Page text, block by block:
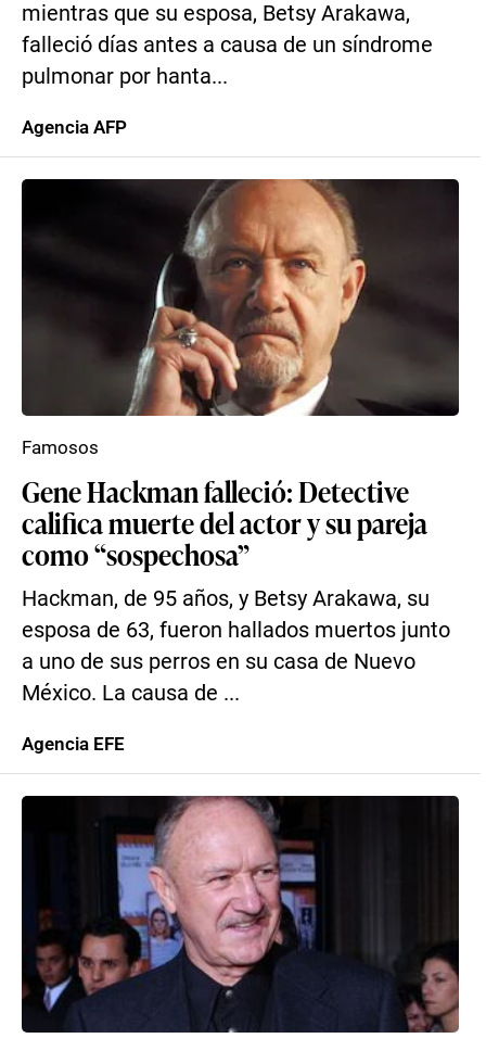
mientras que su esposa, Betsy Arakawa,
falleció días antes a causa de un síndrome
pulmonar por hanta...
Agencia AFP
Gene Hackman falleció: Detective
califica muerte del actor y su pareja
como “sospechosa”
Hackman, de 95 años, y Betsy Arakawa, su
esposa de 63, fueron hallados muertos junto
a uno de sus perros en su casa de Nuevo
México. La causa de ...
Famosos
Agencia EFE